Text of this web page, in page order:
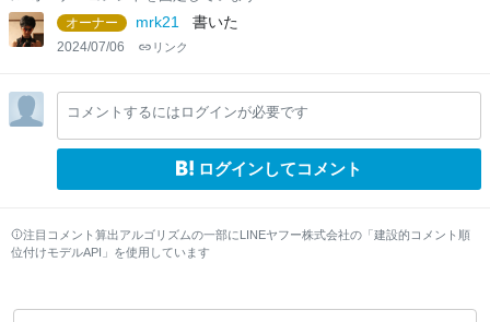
オーナー
mrk21 書いた
2024/07/06 リンク
コメントするにはログインが必要です
ログインしてコメント
注目コメント算出アルゴリズムの一部にLINEヤフー株式会社の「建設的コメント順
位付けモデルAPI」を使用しています